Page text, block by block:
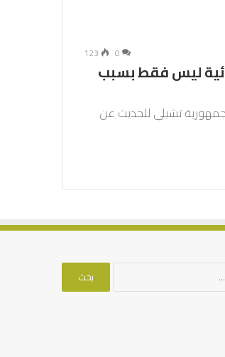
0
123
ليس فقط بسبب
تشيلي للحديث عن
البحث